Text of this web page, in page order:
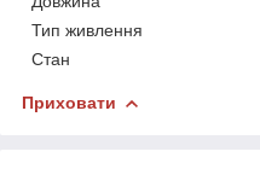
Тип живлення
Стан
Приховати